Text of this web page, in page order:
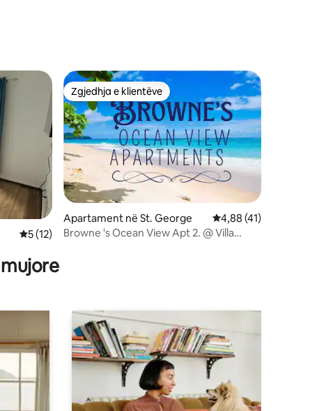
Vlerësimi mesatar 5 nga 5, 12 vlerësime
5 (12)
Zgjedhja e klientëve
Zgjedhja e klientëve
Apartament në St. George Vlerësimi mesatar
4,88 (41)
Browne 's Ocean View Apt 2. @ Villa